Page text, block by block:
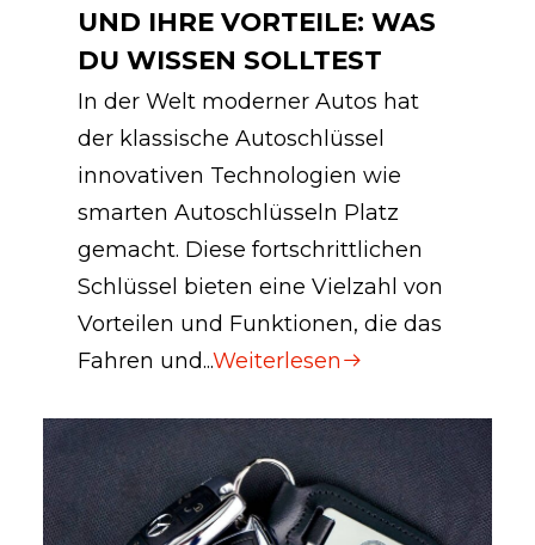
UND IHRE VORTEILE: WAS
DU WISSEN SOLLTEST
In der Welt moderner Autos hat
der klassische Autoschlüssel
innovativen Technologien wie
smarten Autoschlüsseln Platz
gemacht. Diese fortschrittlichen
Schlüssel bieten eine Vielzahl von
Vorteilen und Funktionen, die das
Fahren und...Weiterlesen